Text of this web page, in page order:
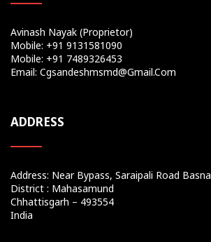
Avinash Nayak (Proprietor)
Mobile: +91 9131581090
Mobile: +91 7489326453
Email: Cgsandeshmsmd@gmail.com
ADDRESS
Address: Near Bypass, Saraipali Road Basna
District : Mahasamund
Chhattisgarh – 493554
India